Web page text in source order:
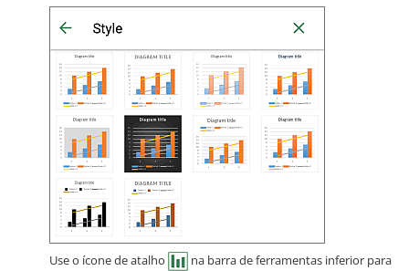
Use o ícone de atalho
na barra de ferramentas inferior para